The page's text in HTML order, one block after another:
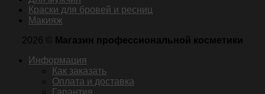
Краски для бровей и ресниц
Макияж
2026 ©
Магазин профессиональной косметики
Информация
Как заказать
Оплата и доставка